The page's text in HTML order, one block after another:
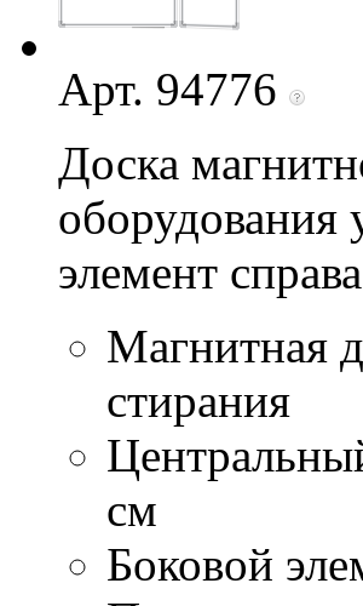
Арт. 94776
Доска
оборудования
элемент справа
Магнитная
стирания
см
Боковой